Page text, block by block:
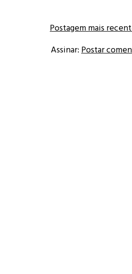
Postagem mais
Assinar: Postar